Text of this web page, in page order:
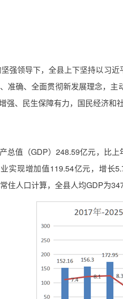
强领导下，全县上下坚持以习
准确、全面贯彻新发展理念，
强、民生保障有力，国民经济和
总值（GDP）248.59亿元，比
实现增加值119.54亿元，增长
住人口计算，全县人均GDP为